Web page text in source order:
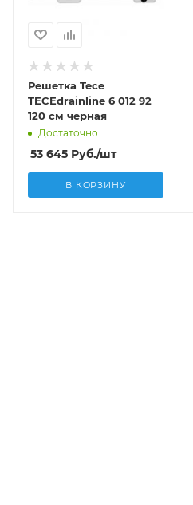
Решетка Tece
TECEdrainline 6 012 92
120 см черная
Достаточно
53 645 Руб./шт
В КОРЗИНУ